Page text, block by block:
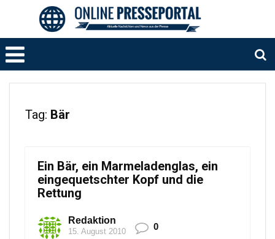
Tag: Bär
Ein Bär, ein Marmeladenglas, ein
eingequetschter Kopf und die
Rettung
Redaktion
15. August 2010 0